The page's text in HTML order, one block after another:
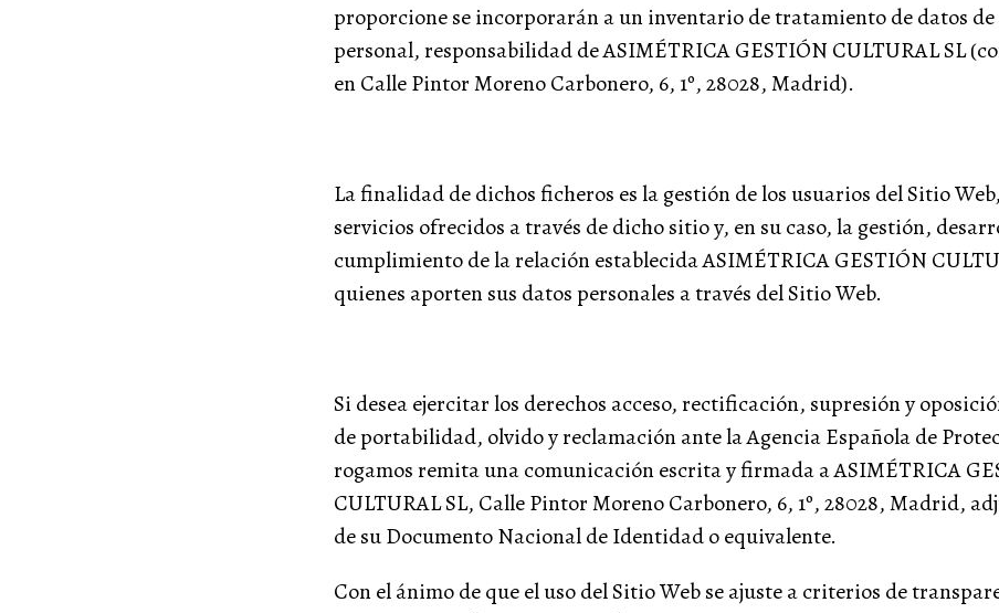
proporcione se incorporarán a un inventario de tratamiento de datos
personal, responsabilidad de ASIMÉTRICA GESTIÓN CULTURAL SL
en Calle Pintor Moreno Carbonero, 6, 1º, 28028, Madrid).
La finalidad de dichos ficheros es la gestión de los usuarios del Sitio
servicios ofrecidos a través de dicho sitio y, en su caso, la gestión,
cumplimiento de la relación establecida ASIMÉTRICA GESTIÓN
quienes aporten sus datos personales a través del Sitio Web.
Si desea ejercitar los derechos acceso, rectificación, supresión y
de portabilidad, olvido y reclamación ante la Agencia Española de
rogamos remita una comunicación escrita y firmada a ASIMÉTRICA
CULTURAL SL, Calle Pintor Moreno Carbonero, 6, 1º, 28028, Madrid,
de su Documento Nacional de Identidad o equivalente.
Con el ánimo de que el uso del Sitio Web se ajuste a criterios de